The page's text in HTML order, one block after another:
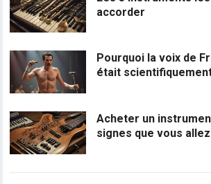
accorder
Pourquoi la voix de
était
Acheter un
signes que vous